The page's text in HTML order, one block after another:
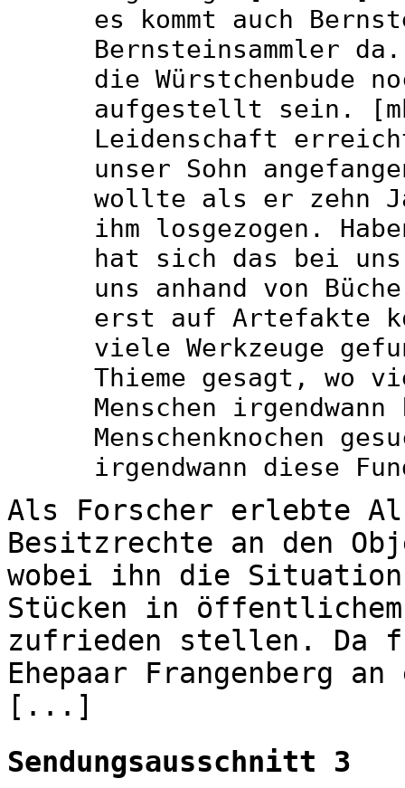
es kommt auch
Bernsteinsammler
die Würstchenbude
aufgestellt sein.
Leidenschaft
unser Sohn
wollte als er zehn
ihm losgezogen.
hat sich das bei
uns anhand von
erst auf Artefakte
viele Werkzeuge
Thieme gesagt, wo
Menschen
Menschenknochen
irgendwann diese
Als Forscher erlebte
Besitzrechte an den
wobei ihn die
Stücken in
zufrieden stellen. Da
Ehepaar Frangenberg
[...]
Sendungsausschnitt 3